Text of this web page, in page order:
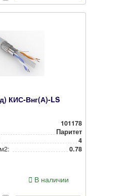
КИС-Внг(А)-LS
101178
Паритет
4
0.78
В наличии